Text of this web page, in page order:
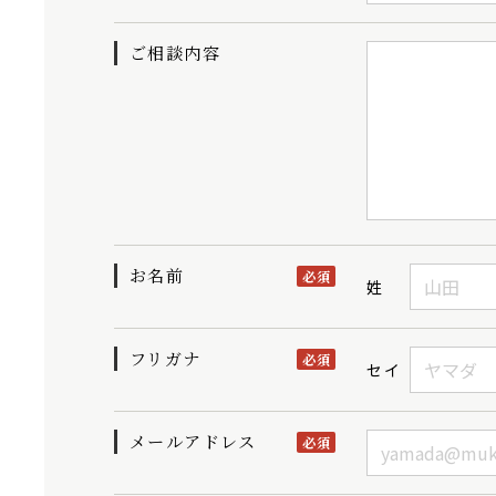
ご相談内容
お名前 必須 姓
フリガナ 必須 セイ
メールアドレス 必須